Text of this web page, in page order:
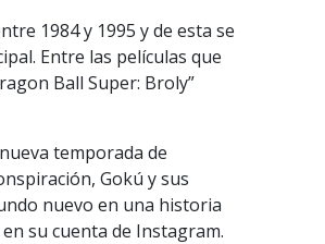
1984 y 1995 y de esta se
Entre las películas que
Ball Super: Broly”
temporada de
Gokú y sus
nuevo en una historia
su cuenta de Instagram.